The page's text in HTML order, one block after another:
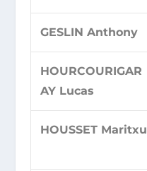
GESLIN Anthony
HOURCOURIGAR
AY Lucas
HOUSSET Maritxu